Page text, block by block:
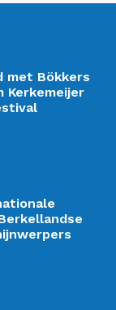
met Bökkers
Kerkemeijer